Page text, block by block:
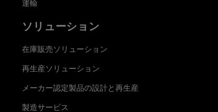
運輸
ソリューション
在庫販売ソリューション
再生産ソリューション
メーカー認定製品の設計と再生産
製造サービス